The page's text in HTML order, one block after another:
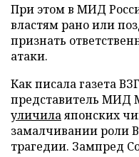
При этом в МИД
властям рано или
признать
атаки.
Как писала газета
представитель МИД
уличилаяпонских
замалчивании роли
трагедии. Зампред